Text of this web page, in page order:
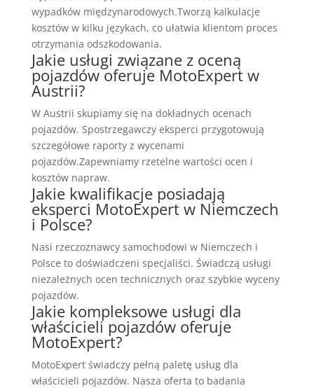
wypadków międzynarodowych.Tworzą kalkulacje
kosztów w kilku językach, co ułatwia klientom proces
otrzymania odszkodowania.
Jakie usługi związane z oceną
pojazdów oferuje MotoExpert w
Austrii?
W Austrii skupiamy się na dokładnych ocenach
pojazdów. Spostrzegawczy eksperci przygotowują
szczegółowe raporty z wycenami
pojazdów.Zapewniamy rzetelne wartości ocen i
kosztów napraw.
Jakie kwalifikacje posiadają
eksperci MotoExpert w Niemczech
i Polsce?
Nasi rzeczoznawcy samochodowi w Niemczech i
Polsce to doświadczeni specjaliści. Świadczą usługi
niezależnych ocen technicznych oraz szybkie wyceny
pojazdów.
Jakie kompleksowe usługi dla
właścicieli pojazdów oferuje
MotoExpert?
MotoExpert świadczy pełną paletę usług dla
właścicieli pojazdów. Nasza oferta to badania